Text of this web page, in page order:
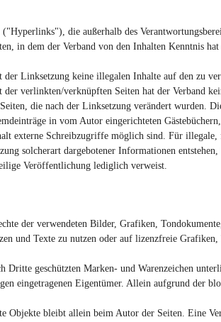
die außerhalb des
in dem der Verband von den Inhalten Kenntnis
Linksetzung keine illegalen Inhalte auf den zu
verlinkten/verknüpften Seiten hat der Verband
die nach der Linksetzung verändert wurden.
in vom Autor eingerichteten
externe Schreibzugriffe möglich sind. Für
solcherart dargebotener Informationen
Veröffentlichung lediglich verweist.
der verwendeten Bilder, Grafiken,
und Texte zu nutzen oder auf lizenzfreie
geschützten Marken- und Warenzeichen
eingetragenen Eigentümer. Allein aufgrund der
Objekte bleibt allein beim Autor der Seiten. Eine